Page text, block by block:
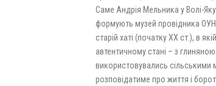
Саме Андрія Мельника у Волі-
формують музей провідника
старій хаті (початку ХХ ст.), в
автентичному стані – з
використовувались сільськими
розповідатиме про життя і